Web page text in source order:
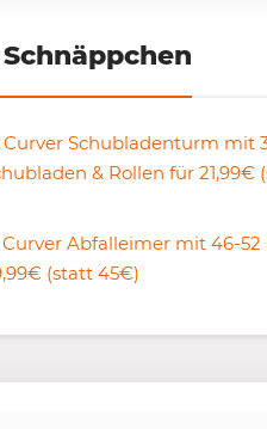
Curver Schubladenturm mit
& Rollen für 21,99€
Abfalleimer mit 46-52
(statt 45€)